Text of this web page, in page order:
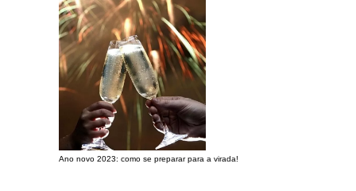
Ano novo 2023: como se preparar para a virada!